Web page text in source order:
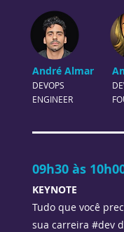
André Almar
DEVOPS
ENGINEER
09h30 às
KEYNOTE
Tudo que você
sua carreira #dev